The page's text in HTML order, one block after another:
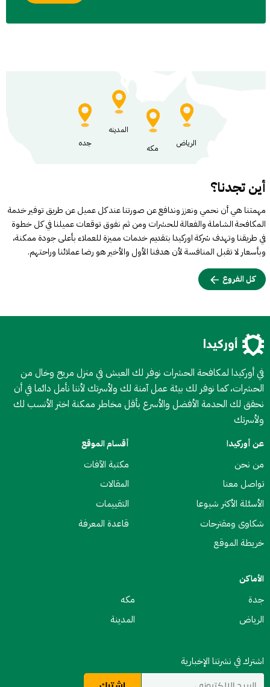
الرياض مكه
المدينه
جده
أين تجدنا؟
مهمتنا هي أن نحمي ونعزز وندافع عن صورتنا عند كل عميل عن طريق توفير خدمة
المكافحة الشاملة والفعالة للحشرات ومن ثم نفوق توقعات عميلنا في كل خطوة
في طريقنا وتهدف شركة اوركيدا بتقديم خدمات مميزة للعملاء بأعلى جودة ممكنة،
وبأسعار لا تقبل المنافسة لأن هدفنا الأول والأخير هو رضا عملائنا وراحتهم.
كل الفروع
في أوركيدا لمكافحة الحشرات نوفر لك العيش في منزل مريح وخال من
الحشرات، كما نوفر لك بيئة عمل آمنة لك ولأسرتك لأننا نأمل دائما في أن
نحقق لك الحدمة الأفضل والأسرع بأقل مخاطر ممكنة اختر الأنسب لك
ولأسرتك
عن أوركيدا
من نحن
تواصل معنا
الأسئلة الأكثر شيوعا
شكاوى ومقترحات
خريطة الموقع
أقسام الموقع
مكتبة الآفات
المقالات
التقييمات
قاعدة المعرفة
الأماكن
جدة
مكه
الرياض
المدينة
اشترك في نشرتنا الإخبارية